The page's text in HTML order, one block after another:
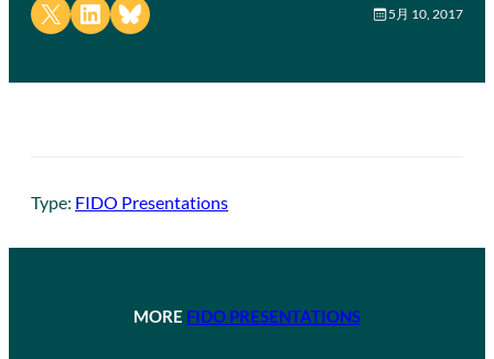
Share on X Share on LinkedIn
Share on Bluesky 5月 10, 2017
Type: FIDO Presentations
MORE FIDO PRESENTATIONS